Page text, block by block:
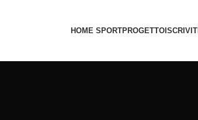
HOME SPORTPROGETTOISCRIVITI